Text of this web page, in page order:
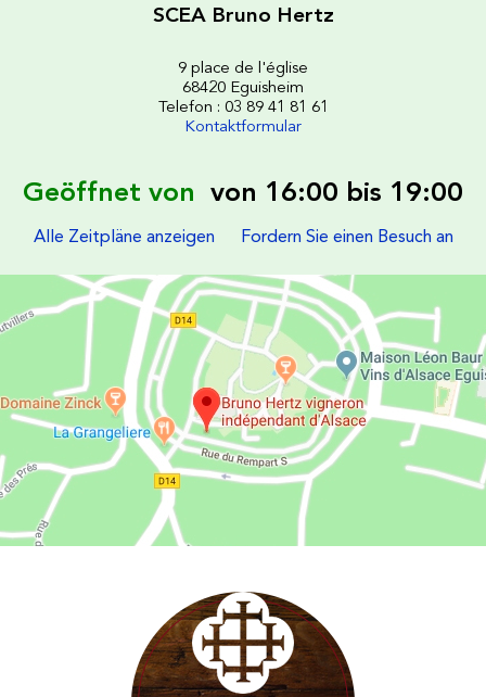
SCEA Bruno Hertz
9 place de l'église
68420 Eguisheim
Telefon : 03 89 41 81 61
Kontaktformular
Geöffnet von von 16:00 bis 19:00
Alle Zeitpläne anzeigen Fordern Sie einen Besuch an